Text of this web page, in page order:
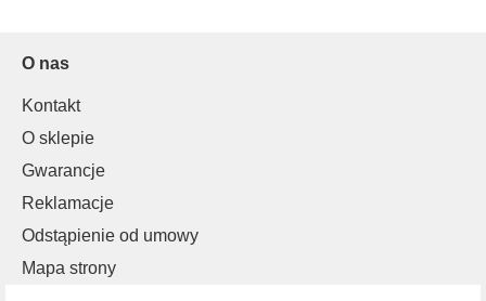
O nas
Kontakt
O sklepie
Gwarancje
Reklamacje
Odstąpienie od umowy
Mapa strony